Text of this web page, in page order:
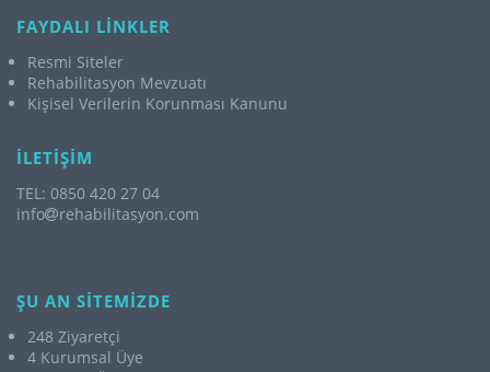
FAYDALI LİNKLER
Resmi Siteler
Rehabilitasyon Mevzuatı
Kişisel Verilerin Korunması Kanunu
İLETİŞİM
TEL: 0850 420 27 04
info
rehabilitasyon.com
ŞU AN SİTEMİZDE
248 Ziyaretçi
4 Kurumsal Üye